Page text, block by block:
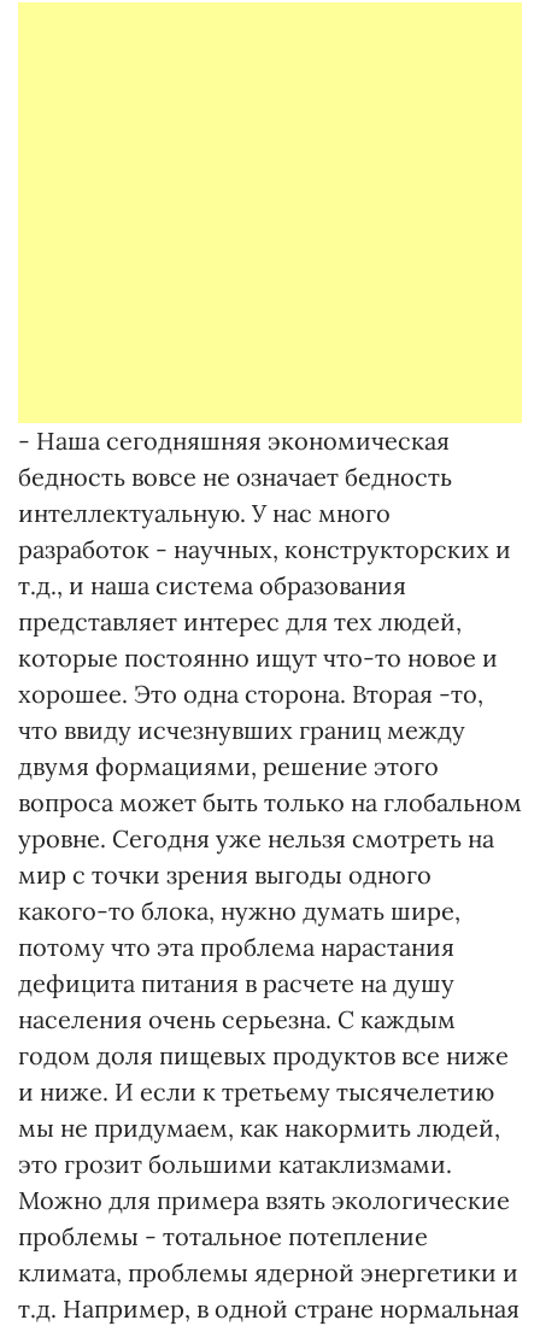
- Наша сегодняшняя экономическая
бедность вовсе не означает бедность
интеллектуальную. У нас много
разработок - научных, конструкторских и
т.д., и наша система образования
представляет интерес для тех людей,
которые постоянно ищут что-то новое и
хорошее. Это одна сторона. Вторая -то,
что ввиду исчезнувших границ между
двумя формациями, решение этого
вопроса может быть только на глобальном
уровне. Сегодня уже нельзя смотреть на
мир с точки зрения выгоды одного
какого-то блока, нужно думать шире,
потому что эта проблема нарастания
дефицита питания в расчете на душу
населения очень серьезна. С каждым
годом доля пищевых продуктов все ниже
и ниже. И если к третьему тысячелетию
мы не придумаем, как накормить людей,
это грозит большими катаклизмами.
Можно для примера взять экологические
проблемы - тотальное потепление
климата, проблемы ядерной энергетики и
т.д. Например, в одной стране нормальная